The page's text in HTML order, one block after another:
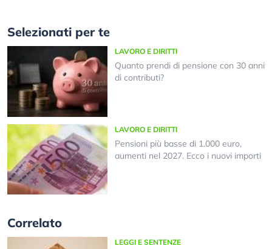
Selezionati per te
LAVORO E DIRITTI
Quanto prendi di pensione con 30 anni
di contributi?
LAVORO E DIRITTI
Pensioni più basse di 1.000 euro,
aumenti nel 2027. Ecco i nuovi importi
Correlato
LEGGI E SENTENZE